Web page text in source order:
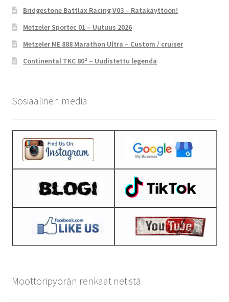
Bridgestone Battlax Racing V03 – Ratakäyttöön!
Metzeler Sportec 01 – Uutuus 2026
Metzeler ME 888 Marathon Ultra – Custom / cruiser
Continental TKC 80² – Uudistettu legenda
Sosiaalinen media
Moottoripyörän renkaat netistä